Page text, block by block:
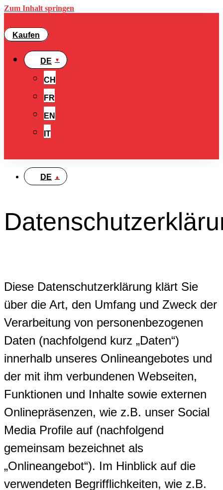
Zum Inhalt springen
Kaufen
DE
CH
FR
EN
IT
DE
Diese Datenschutzerklärung klärt Sie
über die Art, den Umfang und Zweck der
Verarbeitung von personenbezogenen
Daten (nachfolgend kurz „Daten“)
innerhalb unseres Onlineangebotes und
der mit ihm verbundenen Webseiten,
Funktionen und Inhalte sowie externen
Onlinepräsenzen, wie z.B. unser Social
Media Profile auf (nachfolgend
gemeinsam bezeichnet als
„Onlineangebot“). Im Hinblick auf die
verwendeten Begrifflichkeiten, wie z.B.